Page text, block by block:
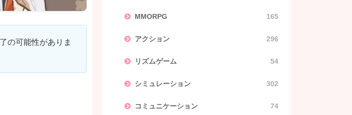
の可能性がありま
MMORPG 165
アクション 296
リズムゲーム 54
シミュレーション 302
コミュニケーション 74